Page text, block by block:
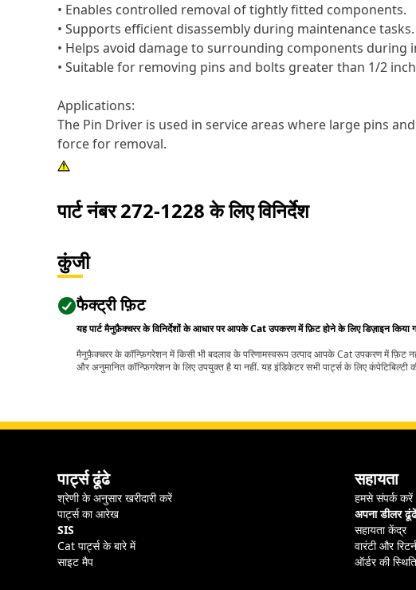
• Enables controlled removal of tightly fitted components.
• Supports efficient disassembly during maintenance tasks.
• Helps avoid damage to surrounding components during
• Suitable for removing pins and bolts greater than 1/2
Applications:
The Pin Driver is used in service areas where large pins
force for removal.
पार्ट नंबर272-1228के लिए विनिर्देश
कुंजी
फैक्ट्री फ़िट
यह पार्ट मैनुफ़ैक्चरर के विनिर्देशों के आधार पर आपके Cat उपकरण में फ़िट होने के लिए डिज़ाइन किया
मैनुफ़ैक्चरर के कॉन्फ़िगरेशन में किसी भी बदलाव के परिणामस्वरूप उत्पाद आपके Cat उपकरण में फ़िट
और अनुमानित कॉन्फ़िगरेशन के लिए उपयुक्त है या नहीं. यह इंडिकेटर सभी पार्ट्स के लिए कंपेटिबिल्टी
पार्ट्स ढूंढे
श्रेणी के अनुसार खरीदारी करें
पार्ट्स का आरेख
SIS
Cat पार्ट्स के बारे में
साइट मैप
सहायता
हमसे संपर्क करें
अपना डीलर
सहायता केंद्र
वारंटी और रिटर्न
ऑर्डर की